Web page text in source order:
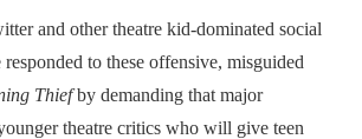
and other theatre kid-dominated social
to these offensive, misguided
Thiefby demanding that major
theatre critics who will give teen